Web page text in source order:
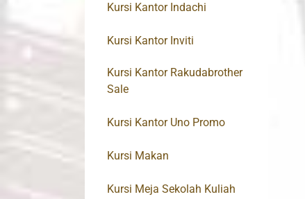
Kursi Kantor Indachi
Kursi Kantor Inviti
Kursi Kantor Rakudabrother
Sale
Kursi Kantor Uno Promo
Kursi Makan
Kursi Meja Sekolah Kuliah